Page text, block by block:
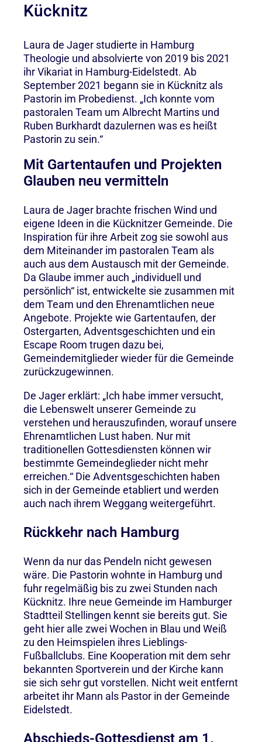
Kücknitz
Laura de Jager studierte in Hamburg
Theologie und absolvierte von 2019 bis 2021
ihr Vikariat in Hamburg-Eidelstedt. Ab
September 2021 begann sie in Kücknitz als
Pastorin im Probedienst. „Ich konnte vom
pastoralen Team um Albrecht Martins und
Ruben Burkhardt dazulernen was es heißt
Pastorin zu sein.“
Mit Gartentaufen und Projekten
Glauben neu vermitteln
Laura de Jager brachte frischen Wind und
eigene Ideen in die Kücknitzer Gemeinde. Die
Inspiration für ihre Arbeit zog sie sowohl aus
dem Miteinander im pastoralen Team als
auch aus dem Austausch mit der Gemeinde.
Da Glaube immer auch „individuell und
persönlich“ ist, entwickelte sie zusammen mit
dem Team und den Ehrenamtlichen neue
Angebote. Projekte wie Gartentaufen, der
Ostergarten, Adventsgeschichten und ein
Escape Room trugen dazu bei,
Gemeindemitglieder wieder für die Gemeinde
zurückzugewinnen.
De Jager erklärt: „Ich habe immer versucht,
die Lebenswelt unserer Gemeinde zu
verstehen und herauszufinden, worauf unsere
Ehrenamtlichen Lust haben. Nur mit
traditionellen Gottesdiensten können wir
bestimmte Gemeindeglieder nicht mehr
erreichen.“ Die Adventsgeschichten haben
sich in der Gemeinde etabliert und werden
auch nach ihrem Weggang weitergeführt.
Rückkehr nach Hamburg
Wenn da nur das Pendeln nicht gewesen
wäre. Die Pastorin wohnte in Hamburg und
fuhr regelmäßig bis zu zwei Stunden nach
Kücknitz. Ihre neue Gemeinde im Hamburger
Stadtteil Stellingen kennt sie bereits gut. Sie
geht hier alle zwei Wochen in Blau und Weiß
zu den Heimspielen ihres Lieblings-
Fußballclubs. Eine Kooperation mit dem sehr
bekannten Sportverein und der Kirche kann
sie sich sehr gut vorstellen. Nicht weit entfernt
arbeitet ihr Mann als Pastor in der Gemeinde
Eidelstedt.
Abschieds-Gottesdienst am 1.